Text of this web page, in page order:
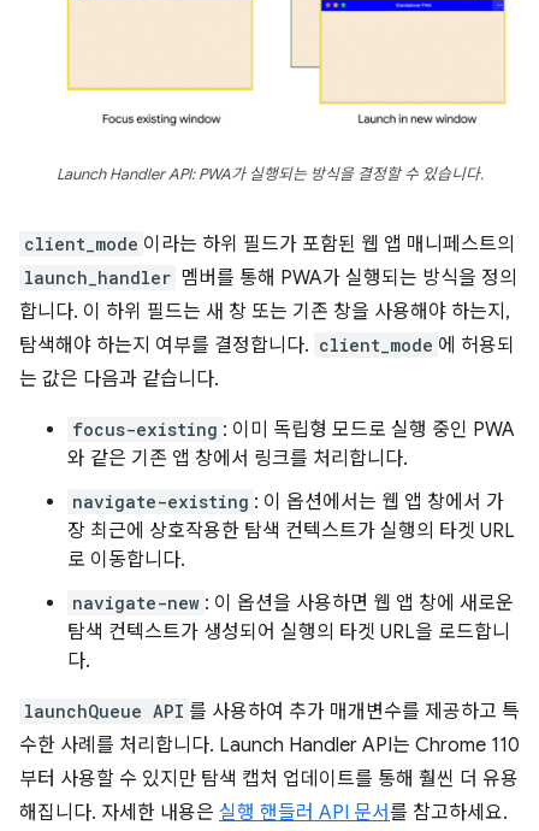
Launch Handler API: PWA가 실행되는 방식을 결정할 수 있습니다.
client_mode 이라는 하위 필드가 포함된 웹 앱 매니페스트의
launch_handler 멤버를 통해 PWA가 실행되는 방식을 정의
합니다. 이 하위 필드는 새 창 또는 기존 창을 사용해야 하는지,
탐색해야 하는지 여부를 결정합니다. client_mode 에 허용되
는 값은 다음과 같습니다.
focus-existing : 이미 독립형 모드로 실행 중인 PWA
와 같은 기존 앱 창에서 링크를 처리합니다.
navigate-existing : 이 옵션에서는 웹 앱 창에서 가
장 최근에 상호작용한 탐색 컨텍스트가 실행의 타겟 URL
로 이동합니다.
navigate-new : 이 옵션을 사용하면 웹 앱 창에 새로운
탐색 컨텍스트가 생성되어 실행의 타겟 URL을 로드합니
다.
launchQueue API 를 사용하여 추가 매개변수를 제공하고 특
수한 사례를 처리합니다. Launch Handler API는 Chrome 110
부터 사용할 수 있지만 탐색 캡처 업데이트를 통해 훨씬 더 유용
해집니다. 자세한 내용은 실행 핸들러 API 문서를 참고하세요.